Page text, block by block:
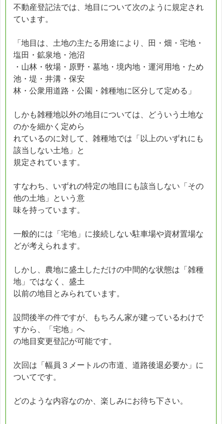
不動産登記法では、地目について次のように規定され
ています。
「地目は、土地の主たる用途により、田・畑・宅地・
塩田・鉱泉地・池沼
・山林・牧場・原野・墓地・境内地・運河用地・ため
池・堤・井溝・保安
林・公衆用道路・公園・雑種地に区分して定める」
しかも雑種地以外の地目については、どういう土地な
のかを細かく定めら
れているのに対して、雑種地では「以上のいずれにも
該当しない土地」と
規定されています。
すなわち、いずれの特定の地目にも該当しない「その
他の土地」という意
味を持っています。
一般的には「宅地」に接続しない駐車場や資材置場な
どが考えられます。
しかし、農地に盛土しただけの中間的な状態は「雑種
地」ではなく、盛土
以前の地目とみられています。
設問後半の件ですが、もちろん家が建っているわけで
すから、「宅地」へ
の地目変更登記が可能です。
次回は「幅員３メートルの市道、道路後退必要か」に
ついてです。
どのような内容なのか、楽しみにお待ち下さい。